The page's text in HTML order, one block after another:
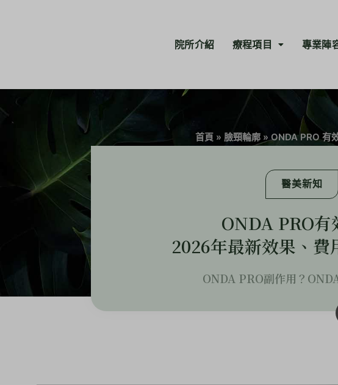
院所介紹 療程項目 專業陣
首頁» 臉頸輪廓»ONDA PRO 有
醫美新知
ONDA PRO有
2026年最新效果、費
ONDA PRO副作用？